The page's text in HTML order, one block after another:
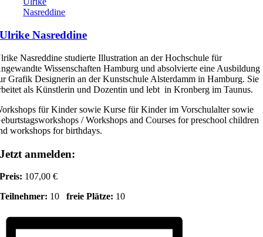
Nasreddine
Ulrike Nasreddine
Nasreddine studierte Illustration an der Hochschule für
Wissenschaften Hamburg und absolvierte eine Ausbildung
Grafik Designerin an der Kunstschule Alsterdamm in Hamburg. Sie
als Künstlerin und Dozentin und lebt in Kronberg im Taunus.
für Kinder sowie Kurse für Kinder im Vorschulalter sowie
/ Workshops and Courses for preschool children
workshops for birthdays.
Jetzt anmelden:
Preis: 107,00 €
Teilnehmer: 10freie Plätze: 10